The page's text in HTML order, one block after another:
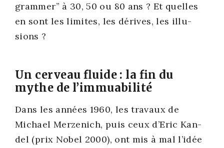
gram­mer” à 30, 50 ou 80 ans ? Et quelles
en sont les limites, les dérives, les illu­
sions ?
Un cerveau fluide : la fin du
mythe de l’immuabilité
Dans les années 1960, les tra­vaux de
Michael Mer­ze­nich, puis ceux d’Eric Kan­
del (prix Nobel 2000), ont mis à mal l’idée